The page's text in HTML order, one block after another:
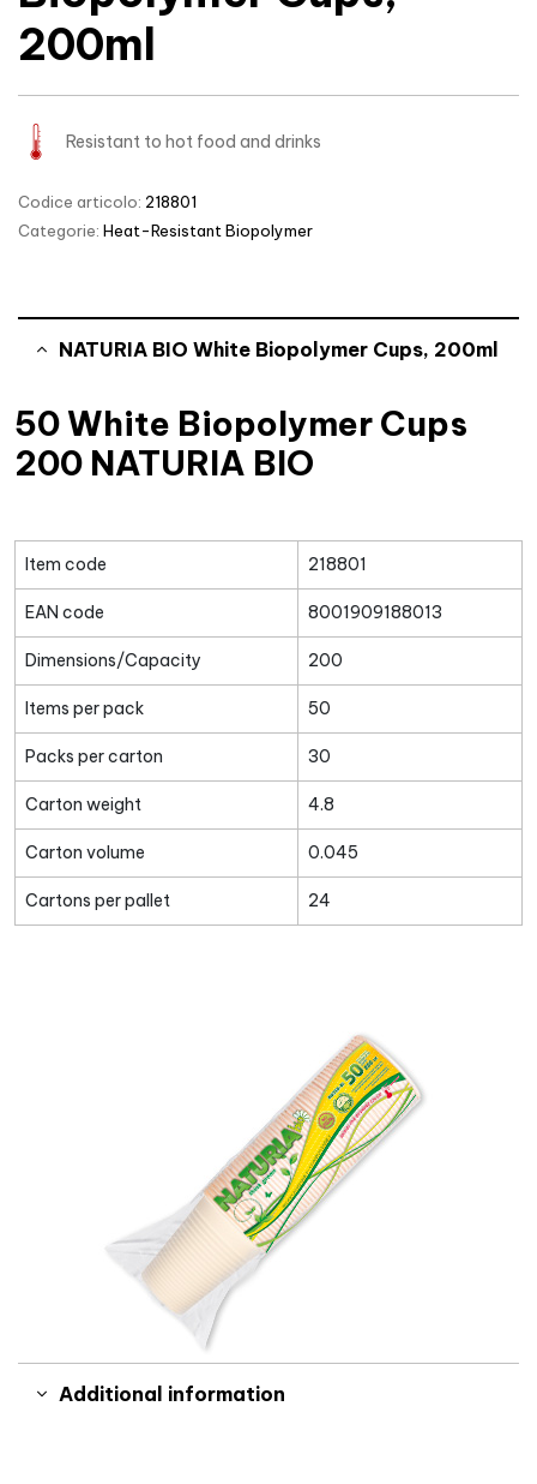
200ml
Resistant to hot food and drinks
Codice articolo: 218801
Categorie: Heat-Resistant Biopolymer
NATURIA BIO White Biopolymer Cups, 200ml
50 White Biopolymer Cups
200 NATURIA BIO
Item code 218801
EAN code 8001909188013
Dimensions/Capacity 200
Items per pack 50
Packs per carton 30
Carton weight 4.8
Carton volume 0.045
Cartons per pallet 24
Additional information